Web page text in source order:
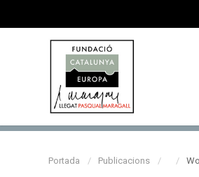
Portada Publicacions